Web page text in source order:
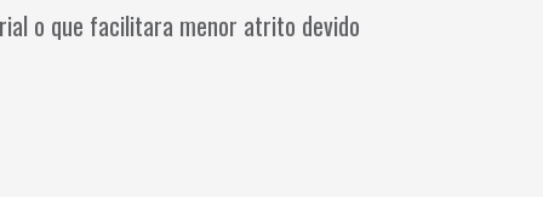
o que facilitara menor atrito devido